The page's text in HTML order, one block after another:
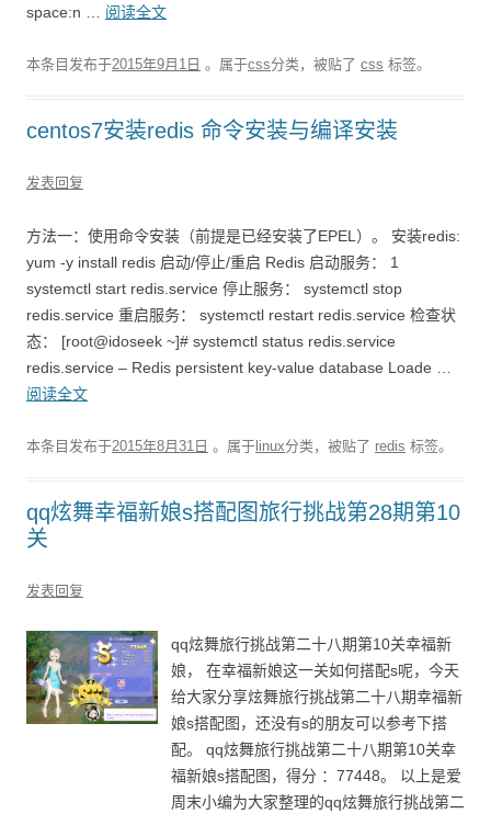
space:n … 阅读全文
本条目发布于2015年9月1日 。属于css分类，被贴了 css 标签。
centos7安装redis 命令安装与编译安装
发表回复
方法一：使用命令安装（前提是已经安装了EPEL）。 安装redis:
yum -y install redis 启动/停止/重启 Redis 启动服务： 1
systemctl start redis.service 停止服务： systemctl stop
redis.service 重启服务： systemctl restart redis.service 检查状
态： [root@idoseek ~]# systemctl status redis.service
redis.service – Redis persistent key-value database Loade …
阅读全文
本条目发布于2015年8月31日 。属于 linux分类，被贴了 redis 标签。
qq炫舞幸福新娘s搭配图旅行挑战第28期第10
关
发表回复
qq炫舞旅行挑战第二十八期第10关幸福新
娘， 在幸福新娘这一关如何搭配s呢，今天
给大家分享炫舞旅行挑战第二十八期幸福新
娘s搭配图，还没有s的朋友可以参考下搭
配。 qq炫舞旅行挑战第二十八期第10关幸
福新娘s搭配图，得分 ：77448。 以上是爱
周末小编为大家整理的qq炫舞旅行挑战第二